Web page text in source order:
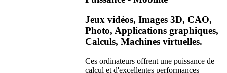
Jeux vidéos, Images 3D, CAO,
Photo, Applications graphiques,
Calculs, Machines virtuelles.
Ces ordinateurs offrent une puissance de
calcul et d'excellentes performances